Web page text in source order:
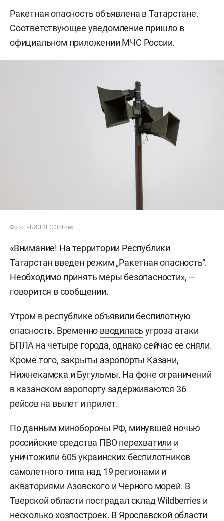
Ракетная опасность объявлена в Татарстане.
Соответствующее уведомление пришло в
официальном приложении МЧС России.
Фото: «БИЗНЕС Online»
«Внимание! На территории Республики
Татарстан введен режим „Ракетная опасность“.
Необходимо принять меры безопасности», —
говорится в сообщении.
Утром в республике объявили беспилотную
опасность. Временно вводилась угроза атаки
БПЛА на четыре города, однако сейчас ее сняли.
Кроме того, закрыты аэропорты Казани,
Нижнекамска и Бугульмы. На фоне ограничений
в казанском аэропортузадерживаются 36
рейсов на вылет и прилет.
По данным минобороны РФ, минувшей ночью
российские средства ПВОперехватили и
уничтожили 605 украинских беспилотников
самолетного типа над 19 регионами и
акваториями Азовского и Черного морей. В
Тверской области пострадал склад Wildberries и
несколько хозпостроек. В Ярославской области